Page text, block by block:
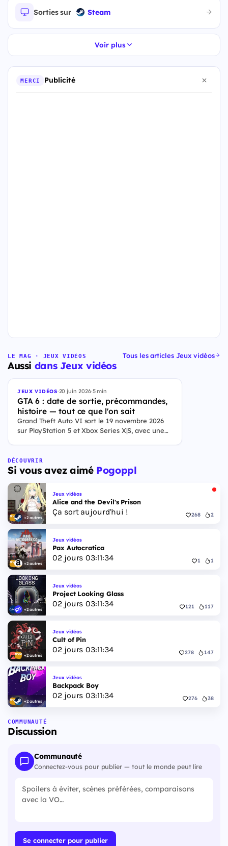
Sorties sur Steam
Voir plus
MERCI Publicité
LE MAG · JEUX VIDÉOS
Aussi dans Jeux vidéos
Tous les articles Jeux vidéos
JEUX VIDÉOS·20 juin 2026·5 min
GTA 6 : date de sortie, précommandes,
histoire — tout ce que l'on sait
Grand Theft Auto VI sort le 19 novembre 2026
sur PlayStation 5 et Xbox Series X|S, avec une
Floride, et sa ville Vice City. Il met en scène
pour la première fois un duo de protagonistes
jouables, Jason et Lucia, cette dernière étant la
première héroïne jouable d'un GTA principal.
DÉCOUVRIR
Si vous avez aimé Pogoppl
+2 autres
Jeux vidéos
Alice and the Devil's Prison
Ça sort aujourd'hui ! 268 2
+2 autres
Jeux vidéos
Pax Autocratica
02jours 03:11:33 1 1
+2 autres
Jeux vidéos
Project Looking Glass
02jours 03:11:33 121 117
+2 autres
Jeux vidéos
Cult of Pin
02jours 03:11:33 278 147
+2 autres
Jeux vidéos
Backpack Boy
02jours 03:11:33 276 38
COMMUNAUTÉ
Discussion
Communauté
Connectez-vous pour publier — tout le monde peut lire
Se connecter pour publier